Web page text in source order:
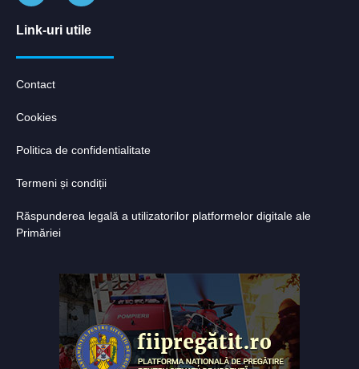
Link-uri utile
Contact
Cookies
Politica de confidentialitate
Termeni și condiții
Răspunderea legală a utilizatorilor platformelor digitale ale
Primăriei